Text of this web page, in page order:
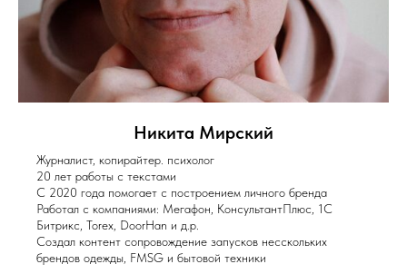
Никита Мирский
Журналист, копирайтер. психолог
20 лет работы с текстами
С 2020 года помогает с построением личного бренда
Работал с компаниями: Мегафон, КонсультантПлюс, 1С
Битрикс, Torex, DoorHan и д.р.
Создал контент сопровождение запусков несскольких
брендов одежды, FMSG и бытовой техники